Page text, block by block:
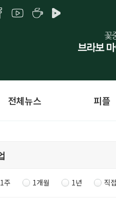
전체뉴스 피플
1주 1개월 1년 직